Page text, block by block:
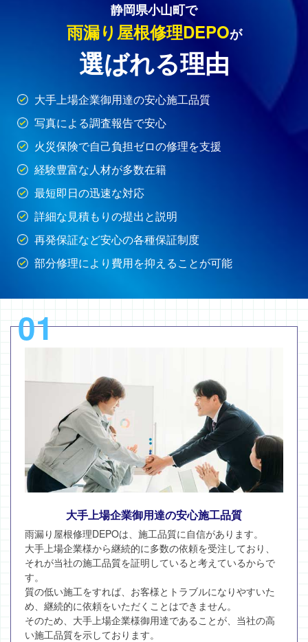
静岡県小山町で
雨漏り屋根修理DEPOが
選ばれる理由
大手上場企業御用達の安心施工品質
写真による調査報告で安心
火災保険で自己負担ゼロの修理を支援
経験豊富な人材が多数在籍
最短即日の迅速な対応
詳細な見積もりの提出と説明
再発保証など安心の各種保証制度
部分修理により費用を抑えることが可能
01
大手上場企業御用達の安心施工品質
雨漏り屋根修理DEPOは、施工品質に自信があります。
大手上場企業様から継続的に多数の依頼を受注しており、
それが当社の施工品質を証明していると考えているからで
す。
質の低い施工をすれば、お客様とトラブルになりやすいた
め、継続的に依頼をいただくことはできません。
そのため、大手上場企業様御用達であることが、当社の高
い施工品質を示しております。